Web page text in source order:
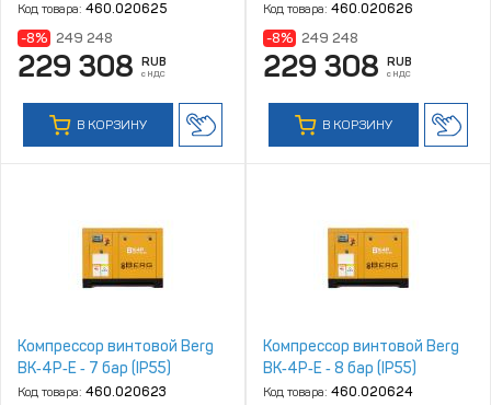
Код товара: 460.020625
-8% 249 248
229 308 RUB
с НДС
В КОРЗИНУ
Код товара: 460.020626
-8% 249 248
229 308 RUB
с НДС
В КОРЗИНУ
Компрессор винтовой Berg
ВК‑4Р‑Е ‑ 7 бар (IP55)
Код товара: 460.020623
Компрессор винтовой Berg
ВК‑4Р‑Е ‑ 8 бар (IP55)
Код товара: 460.020624